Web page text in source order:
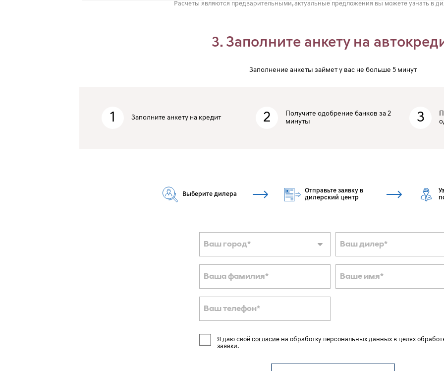
Расчеты являются предварительными, актуальные предложения вы можете узнать в
3. Заполните анкету на
Заполнение анкеты займет у вас не больше 5 минут
1 Заполните анкету на кредит 2
Получите одобрение банков за 2
минуты
3
Выберите дилера
Отправьте заявку в
дилерский центр
Ваш город* Ваш дилер*
Ваша фамилия* Ваше имя*
Ваш телефон*
Я даю своё согласие на обработку персональных данных в целях
заявки.